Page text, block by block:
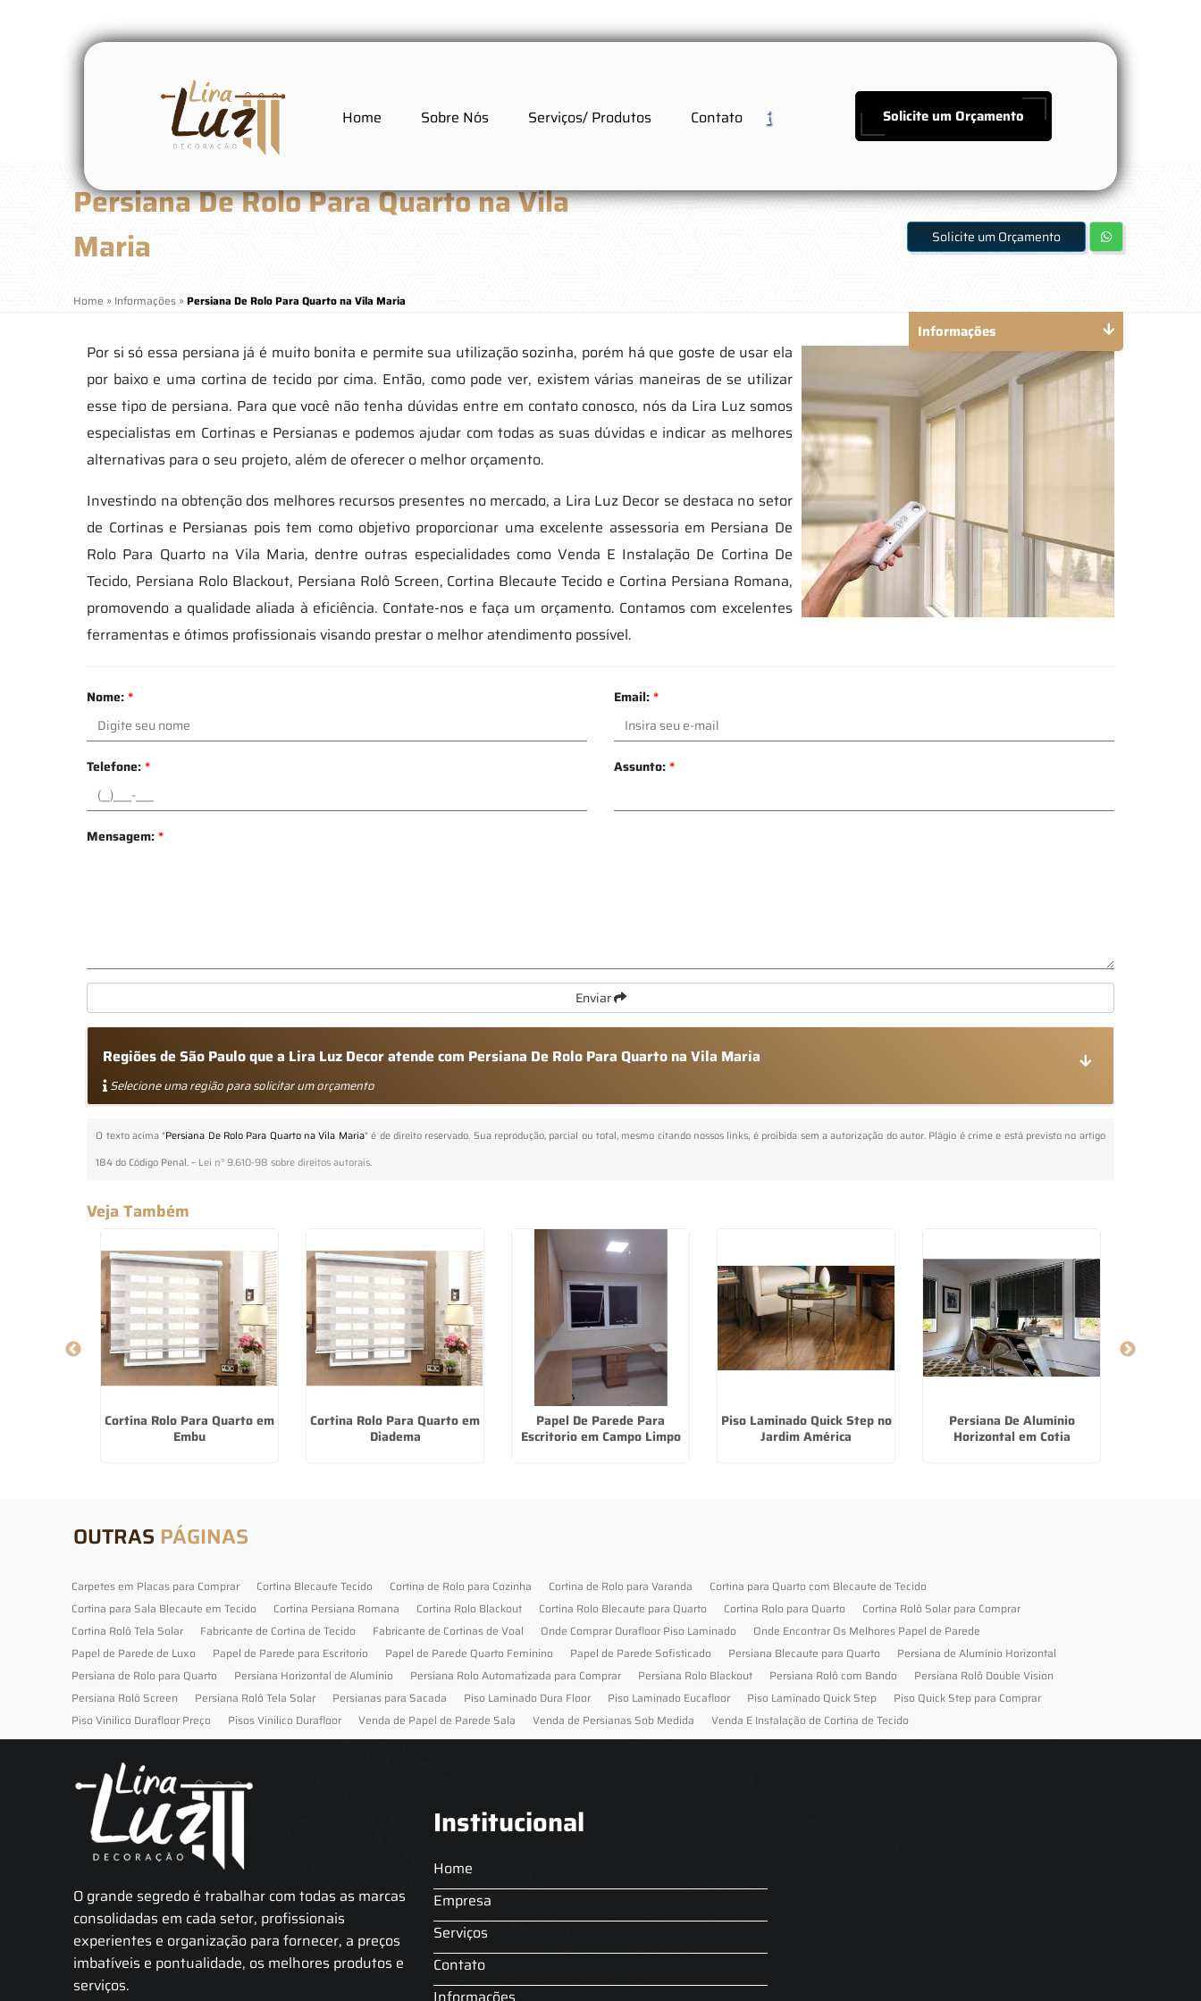
Home Sobre Nós Serviços/ Produtos Contato Solicite um Orçamento
Persiana De Rolo Para Quarto na Vila
Maria
Home » Informações »Persiana De Rolo Para Quarto na Vila Maria
Solicite um Orçamento
Por si só essa persiana já é muito bonita e permite sua utilização sozinha, porém há que goste de usar ela
por baixo e uma cortina de tecido por cima. Então, como pode ver, existem várias maneiras de se utilizar
esse tipo de persiana. Para que você não tenha dúvidas entre em contato conosco, nós da Lira Luz somos
especialistas em Cortinas e Persianas e podemos ajudar com todas as suas dúvidas e indicar as melhores
alternativas para o seu projeto, além de oferecer o melhor orçamento.
Investindo na obtenção dos melhores recursos presentes no mercado, a Lira Luz Decor se destaca no setor
de Cortinas e Persianas pois tem como objetivo proporcionar uma excelente assessoria em Persiana De
Rolo Para Quarto na Vila Maria, dentre outras especialidades como Venda E Instalação De Cortina De
Tecido, Persiana Rolo Blackout, Persiana Rolô Screen, Cortina Blecaute Tecido e Cortina Persiana Romana,
promovendo a qualidade aliada à eficiência. Contate-nos e faça um orçamento. Contamos com excelentes
ferramentas e ótimos profissionais visando prestar o melhor atendimento possível.
Nome:* Email:*
Telefone:* Assunto:*
Mensagem:*
Enviar
Regiões de São Paulo que a Lira Luz Decor atende com Persiana De Rolo Para Quarto na Vila Maria
Selecione uma região para solicitar um orçamento
O texto acima "Persiana De Rolo Para Quarto na Vila Maria" é de direito reservado. Sua reprodução, parcial ou total, mesmo citando nossos links, é proibida sem a autorização do autor. Plágio é crime e está previsto no artigo
184 do Código Penal. – Lei n° 9.610-98 sobre direitos autorais.
Informações
Veja Também
Cortina Rolo Para Quarto em
Embu
Cortina Rolo Para Quarto em
Diadema
Papel De Parede Para
Escritorio em Campo Limpo
Piso Laminado Quick Step no
Jardim América
Persiana De Alumínio
Horizontal em Cotia
OUTRAS PÁGINAS
Carpetes em Placas para Comprar Cortina Blecaute Tecido Cortina de Rolo para Cozinha Cortina de Rolo para Varanda
Cortina para Quarto com Blecaute de Tecido
Cortina para Sala Blecaute em Tecido
Cortina Persiana Romana Cortina Rolo Blackout Cortina Rolo Blecaute para Quarto Cortina Rolo para Quarto
Cortina Rolô Solar para Comprar
Cortina Rolô Tela Solar
Fabricante de Cortina de Tecido Fabricante de Cortinas de Voal Onde Comprar Durafloor Piso Laminado
Onde Encontrar Os Melhores Papel de Parede
Papel de Parede de Luxo
Papel de Parede para Escritorio Papel de Parede Quarto Feminino Papel de Parede Sofisticado Persiana Blecaute para Quarto
Persiana de Alumínio Horizontal
Persiana de Rolo para Quarto
Persiana Horizontal de Alumínio Persiana Rolo Automatizada para Comprar Persiana Rolo Blackout Persiana Rolô com Bando
Persiana Rolô Double Vision
Persiana Rolô Screen
Persiana Rolô Tela Solar Persianas para Sacada Piso Laminado Dura Floor Piso Laminado Eucafloor Piso Laminado Quick Step
Piso Quick Step para Comprar
Piso Vinilico Durafloor Preço
Pisos Vinilico Durafloor Venda de Papel de Parede Sala Venda de Persianas Sob Medida Venda E Instalação de Cortina de Tecido
O grande segredo é trabalhar com todas as marcas
consolidadas em cada setor, profissionais
experientes e organização para fornecer, a preços
imbatíveis e pontualidade, os melhores produtos e
serviços.
Institucional
Home
Empresa
Serviços
Contato